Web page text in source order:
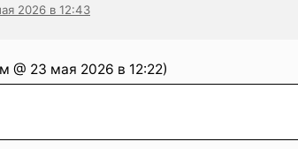
2026 в 12:43
@ 23 мая 2026 в 12:22)